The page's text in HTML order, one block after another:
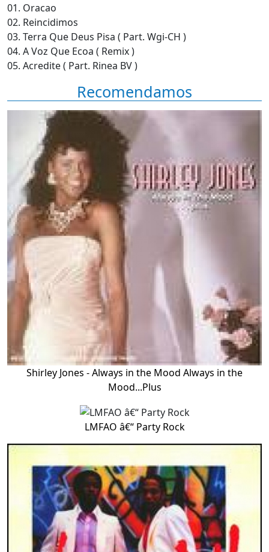
01. Oracao
02. Reincidimos
03. Terra Que Deus Pisa ( Part. Wgi-CH )
04. A Voz Que Ecoa ( Remix )
05. Acredite ( Part. Rinea BV )
Recomendamos
Shirley Jones - Always in the Mood Always in the
Mood...Plus
LMFAO â€“ Party Rock